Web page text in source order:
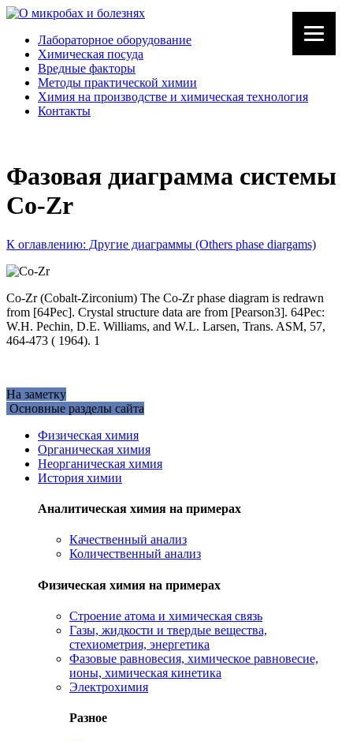
Лабораторное оборудование
Химическая посуда
Вредные факторы
Методы практической химии
Химия на производстве и химическая технология
Контакты
Фазовая диаграмма системы
Co-Zr
К оглавлению: Другие диаграммы (Others phase diargams)
Co-Zr (Cobalt-Zirconium) The Co-Zr phase diagram is redrawn
from [64Pec]. Crystal structure data are from [Pearson3]. 64Pec:
W.H. Pechin, D.E. Williams, and W.L. Larsen, Trans. ASM, 57,
464-473 ( 1964). 1
На заметку
Основные разделы сайта
Физическая химия
Органическая химия
Неорганическая химия
История химии
Аналитическая химия на примерах
Качественный анализ
Количественный анализ
Физическая химия на примерах
Cтроение атома и химическая связь
Газы, жидкости и твердые вещества,
стехиометрия, энергетика
Фазовые равновесия, химическое равновесие,
ионы, химическая кинетика
Электрохимия
Разное